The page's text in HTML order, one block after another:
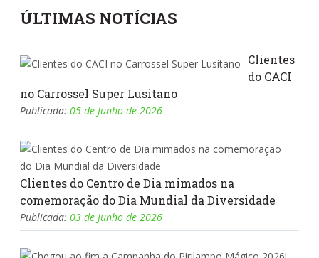
ÚLTIMAS NOTÍCIAS
Clientes
do CACI
no Carrossel Super Lusitano
Publicada: 05 de Junho de 2026
Clientes do Centro de Dia mimados na
comemoração do Dia Mundial da Diversidade
Publicada: 03 de Junho de 2026